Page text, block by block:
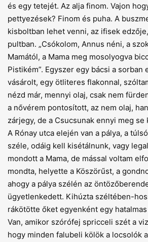
és egy tetejét. Az alja finom. Vajon
pettyezések? Finom és puha. A
kisboltban lehet venni, az ifisek
pultban. „Csókolom, Annus néni, a
Mamától, a Mama meg mosolyogva
Pistikém”. Egyszer egy bácsi a sorban
vásárolt, egy ötliteres flakonnal,
nézd már, mennyi olaj, csak nem
a nővérem pontosított, az nem olaj,
zárjegy, de a Csucsunak ennyi meg se
A Rónay utca elején van a pálya, a
széle, odáig kell kisétálnunk, vagy
mondott a Mama, de mással voltam
mondta, helyette a Köszörűst, a
ahogy a pálya szélén az
ügyetlenkedett. Kihúzta széltében-
rákötötte őket egyenként egy
Van, amikor szórófej spricceli szét a
hogy minden falubeli kölök a locsolók